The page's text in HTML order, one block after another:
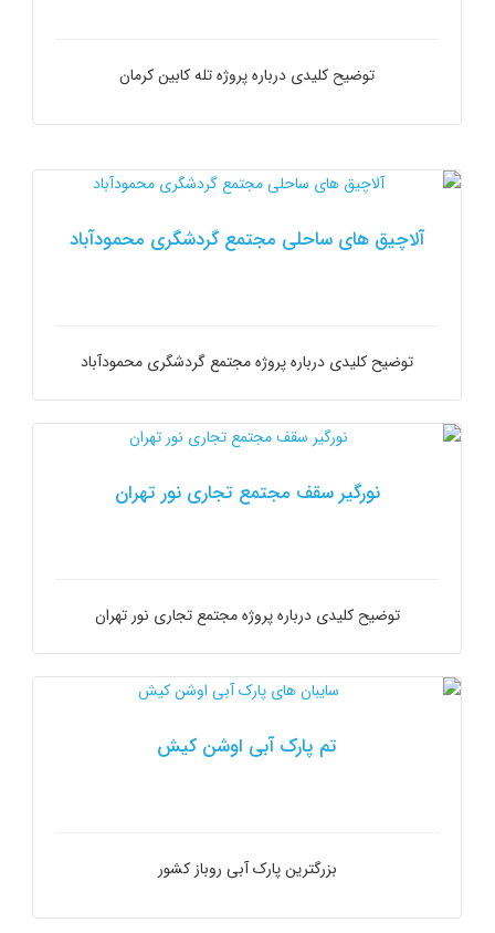
توضیح کلیدی درباره پروژه تله کابین کرمان
آلاچیق های ساحلی مجتمع گردشگری محمودآباد
توضیح کلیدی درباره پروژه مجتمع گردشگری محمودآباد
نورگیر سقف مجتمع تجاری نور تهران
توضیح کلیدی درباره پروژه مجتمع تجاری نور تهران
تم پارک آبی اوشن کیش
بزرگترین پارک آبی روباز کشور